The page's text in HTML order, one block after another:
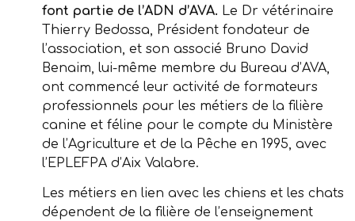
font partie de l’ADN d’AVA. Le Dr vétérinaire
Thierry Bedossa, Président fondateur de
l’association, et son associé Bruno David
Benaim, lui-même membre du Bureau d’AVA,
ont commencé leur activité de formateurs
professionnels pour les métiers de la filière
canine et féline pour le compte du Ministère
de l’Agriculture et de la Pêche en 1995, avec
l’EPLEFPA d’Aix Valabre.
Les métiers en lien avec les chiens et les chats
dépendent de la filière de l’enseignement